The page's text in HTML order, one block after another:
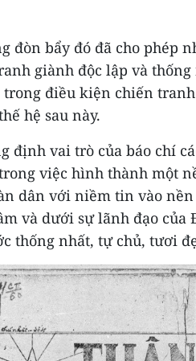
đòn bẩy đó đã cho phép
giành độc lập và
trong điều kiện chiến
hệ sau này.
định vai trò của báo chí
việc hình thành một
dân với niềm tin vào
và dưới sự lãnh đạo của
thống nhất, tự chủ, tươi